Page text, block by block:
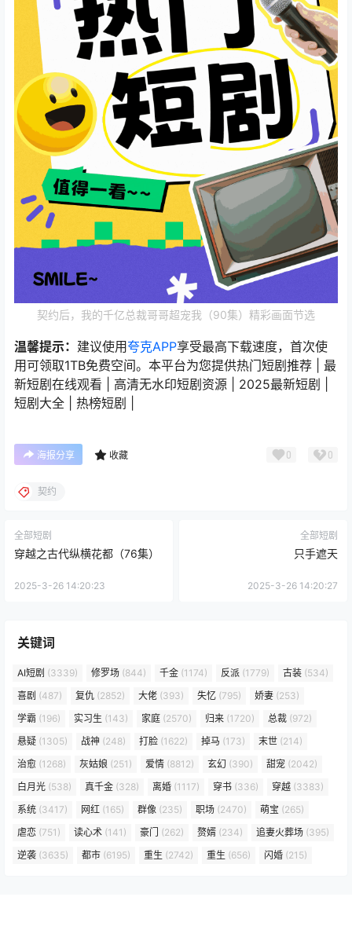
契约后，我的千亿总裁哥哥超宠我（90集）精彩画面节选
温馨提示： 建议使用夸克APP享受最高下载速度，首次使
用可领取1TB免费空间。本平台为您提供热门短剧推荐 | 最
新短剧在线观看 | 高清无水印短剧资源 | 2025最新短剧 |
短剧大全 | 热榜短剧 |
海报分享 收藏 0 0
契约
全部短剧
穿越之古代纵横花都（76集）
2025-3-26 14:20:23
全部短剧
只手遮天
2025-3-26 14:20:27
关键词
AI短剧 (3339) 修罗场 (844) 千金 (1174) 反派 (1779) 古装 (534)
喜剧 (487) 复仇 (2852) 大佬 (393) 失忆 (795) 娇妻 (253)
学霸 (196) 实习生 (143) 家庭 (2570) 归来 (1720) 总裁 (972)
悬疑 (1305) 战神 (248) 打脸 (1622) 掉马 (173) 末世 (214)
治愈 (1268) 灰姑娘 (251) 爱情 (8812) 玄幻 (390) 甜宠 (2042)
白月光 (538) 真千金 (328) 离婚 (1117) 穿书 (336) 穿越 (3383)
系统 (3417) 网红 (165) 群像 (235) 职场 (2470) 萌宝 (265)
虐恋 (751) 读心术 (141) 豪门 (262) 赘婿 (234) 追妻火葬场 (395)
逆袭 (3635) 都市 (6195) 重生 (2742) 重生 (656) 闪婚 (215)